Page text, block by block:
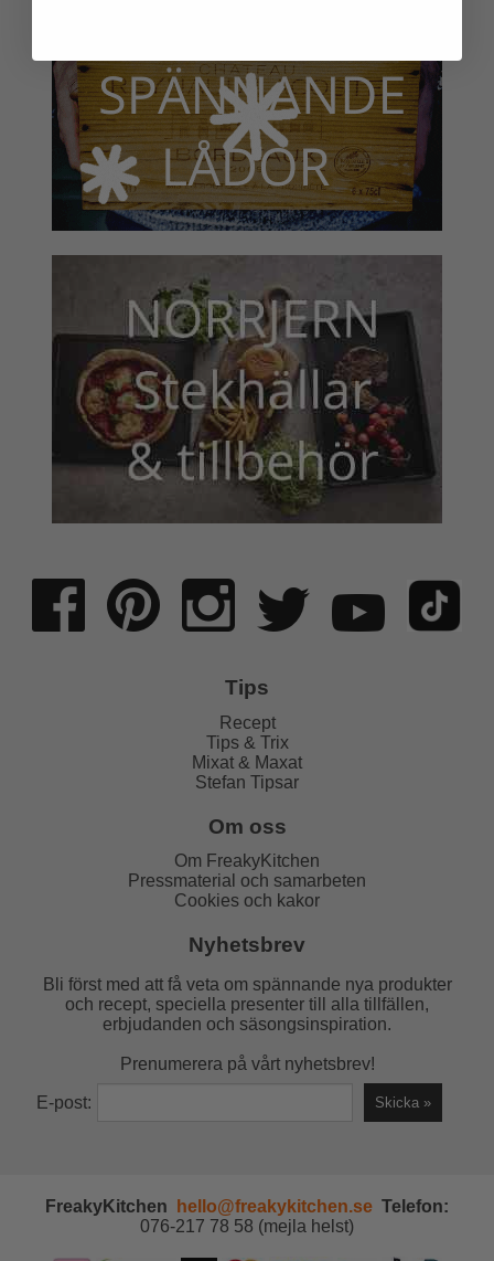
Tips
Recept
Tips & Trix
Mixat & Maxat
Stefan Tipsar
Om oss
Om FreakyKitchen
Pressmaterial och samarbeten
Cookies och kakor
Nyhetsbrev
Bli först med att få veta om spännande nya produkter
och recept, speciella presenter till alla tillfällen,
erbjudanden och säsongsinspiration.
Prenumerera på vårt nyhetsbrev!
E-post:
FreakyKitchen hello@freakykitchen.se Telefon:
076-217 78 58 (mejla helst)